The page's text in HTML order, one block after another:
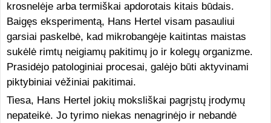
krosnelėje arba termiškai apdorotais kitais būdais.
Baigęs eksperimentą, Hans Hertel visam pasauliui
garsiai paskelbė, kad mikrobangėje kaitintas maistas
sukėlė rimtų neigiamų pakitimų jo ir kolegų organizme.
Prasidėjo patologiniai procesai, galėjo būti aktyvinami
piktybiniai vėžiniai pakitimai.
Tiesa, Hans Hertel jokių moksliškai pagrįstų įrodymų
nepateikė. Jo tyrimo niekas nenagrinėjo ir nebandė